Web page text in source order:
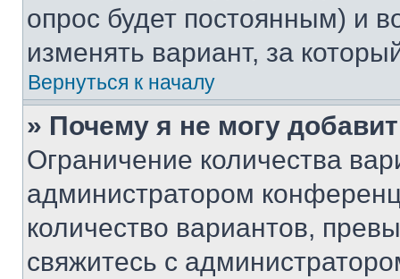
опрос будет постоянным) и
изменять вариант, за
Вернуться к началу
» Почему я не могу
Ограничение количества
администратором
количество вариантов,
свяжитесь с